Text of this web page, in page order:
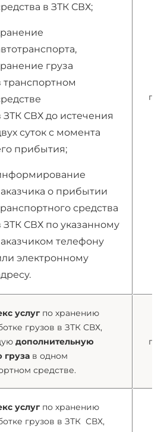
в ЗТК СВХ;
груза
транспортном
ЗТК СВХ до истечения
суток с момента
прибытия;
о прибытии
средства
ЗТК СВХ по указанному
телефону
электронному
услуг по хранению
грузов в ЗТК СВХ,
дополнительную
груза в одном
средстве.
услуг по хранению
грузов в ЗТК СВХ,